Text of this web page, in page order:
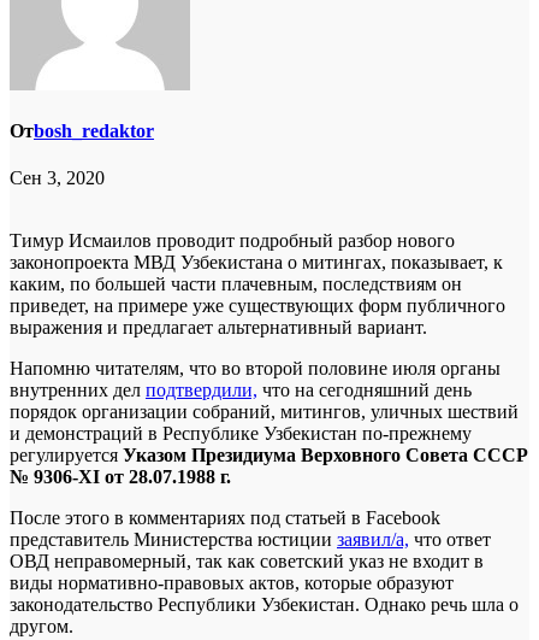
Отbosh_redaktor
Сен 3, 2020
Тимур Исмаилов проводит подробный разбор нового
законопроекта МВД Узбекистана о митингах, показывает, к
каким, по большей части плачевным, последствиям он
приведет, на примере уже существующих форм публичного
выражения и предлагает альтернативный вариант.
Напомню читателям, что во второй половине июля органы
внутренних дел подтвердили, что на сегодняшний день
порядок организации собраний, митингов, уличных шествий
и демонстраций в Республике Узбекистан по-прежнему
регулируется Указом Президиума Верховного Совета СССР
№ 9306-XI от 28.07.1988 г.
После этого в комментариях под статьей в Facebook
представитель Министерства юстиции заявил/а, что ответ
ОВД неправомерный, так как советский указ не входит в
виды нормативно-правовых актов, которые образуют
законодательство Республики Узбекистан. Однако речь шла о
другом.